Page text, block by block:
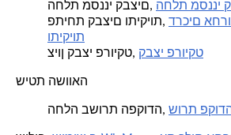
החלת מסנני קבצים, מסנני קבצים
פתיחת קבצים ותיקיות, קבצים
ותיקיות
ציון קבצי פרויקט, קבצי פרויקט
שיטת השוואה
החלה בשורת הפקודה, פקודה